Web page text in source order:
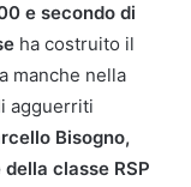
e secondo di
ha costruito il
manche nella
agguerriti
Bisogno,
classe RSP